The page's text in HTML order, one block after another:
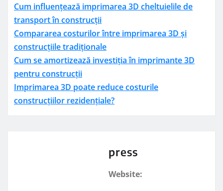
Cum influențează imprimarea 3D cheltuielile de
transport în construcții
Compararea costurilor între imprimarea 3D și
construcțiile tradiționale
Cum se amortizează investiția în imprimante 3D
pentru construcții
Imprimarea 3D poate reduce costurile
construcțiilor rezidențiale?
press
Website: